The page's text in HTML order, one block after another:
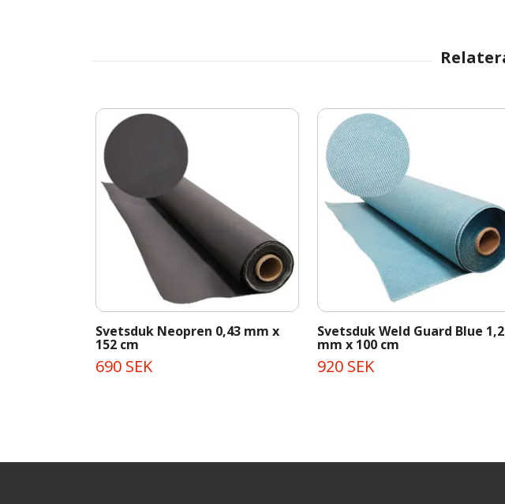
Svetsduk Neopren 0,43 mm x
152 cm
690 SEK
Svetsduk Weld Guard Blue 1,2
mm x 100 cm
920 SEK